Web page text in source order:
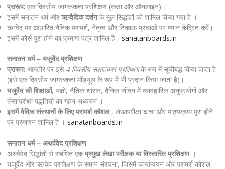
प्रारूप:एक दिवसीय जागरूकता प्रशिक्षण (कक्षा और ऑनलाइन)।
इसमें सनातन धर्म और ऋग्वैदिक दर्शनके मूल सिद्धांतों को शामिल किया गया है ।
ऋग्वेद पर आधारित नैतिक परामर्श, नेतृत्व और टिकाऊ प्रथाओं पर ध्यान केंद्रित करें।
इसमें कोर्स पूरा होने का प्रमाण पत्र शामिल है। sanatanboards.in
सनातन धर्म – यजुर्वेद प्रशिक्षण
प्रारूप:आमतौर पर इसे 4 दिवसीय सलाहकार प्रशिक्षणके रूप में सूचीबद्ध किया जाता है
(इसे एक दिवसीय जागरूकता मॉड्यूल के रूप में भी प्रदान किया जाता है)।
यजुर्वेद की शिक्षाओं, यज्ञों, नैतिक शासन, दैनिक जीवन में व्यावहारिक अनुप्रयोगों और
लेखापरीक्षा पद्धतियों का गहन अध्ययन ।
इसमें वैदिक संस्थानों के लिए परामर्श कौशल, लेखापरीक्षा ढांचा और पाठ्यक्रम पूरा होने
पर प्रमाणन शामिल है । sanatanboards.in
सनातन धर्म – अथर्ववेद प्रशिक्षण
अथर्ववेद सिद्धांतों से संबंधित एकप्रमुख लेखा परीक्षक या विस्तारित प्रशिक्षण ।
यजुर्वेद और ऋग्वेद प्रशिक्षण के समान संरचना, जिसमें कार्यान्वयन और परामर्श कौशल